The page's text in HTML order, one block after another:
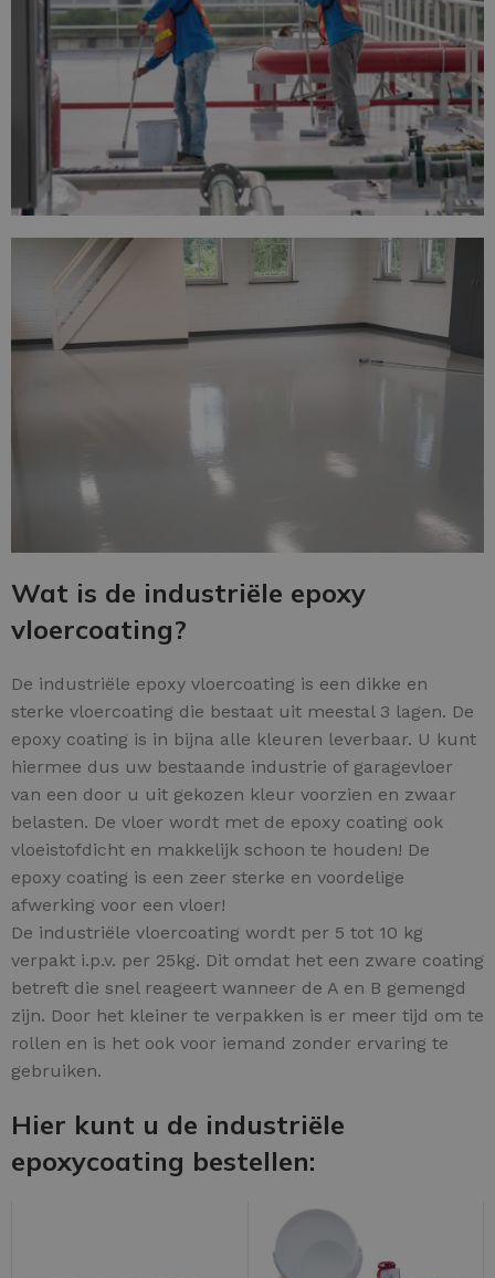
Wat is de industriële epoxy
vloercoating?
De industriële epoxy vloercoating is een dikke en
sterke vloercoating die bestaat uit meestal 3 lagen. De
epoxy coating is in bijna alle kleuren leverbaar. U kunt
hiermee dus uw bestaande industrie of garagevloer
van een door u uit gekozen kleur voorzien en zwaar
belasten. De vloer wordt met de epoxy coating ook
vloeistofdicht en makkelijk schoon te houden! De
epoxy coating is een zeer sterke en voordelige
afwerking voor een vloer!
De industriële vloercoating wordt per 5 tot 10 kg
verpakt i.p.v. per 25kg. Dit omdat het een zware coating
betreft die snel reageert wanneer de A en B gemengd
zijn. Door het kleiner te verpakken is er meer tijd om te
rollen en is het ook voor iemand zonder ervaring te
gebruiken.
Hier kunt u de industriële
epoxycoating bestellen: